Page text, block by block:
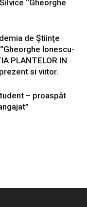
“Gheorghe
de Ştiinţe
Ionescu-
PLANTELOR IN
si viitor.
– proaspăt